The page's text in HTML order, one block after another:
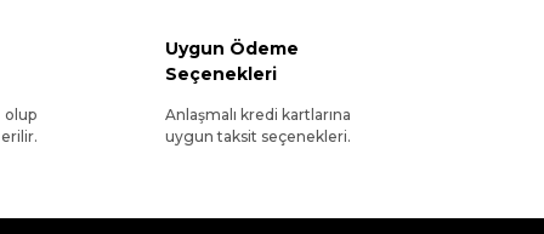
olup
Uygun Ödeme
Seçenekleri
Anlaşmalı kredi kartlarına
uygun taksit seçenekleri.